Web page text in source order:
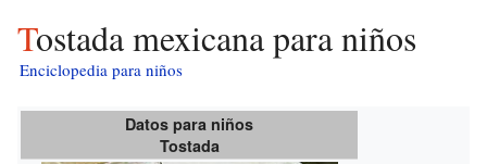
Tostada mexicana para niños
Enciclopedia para niños
Datos para niños
Tostada